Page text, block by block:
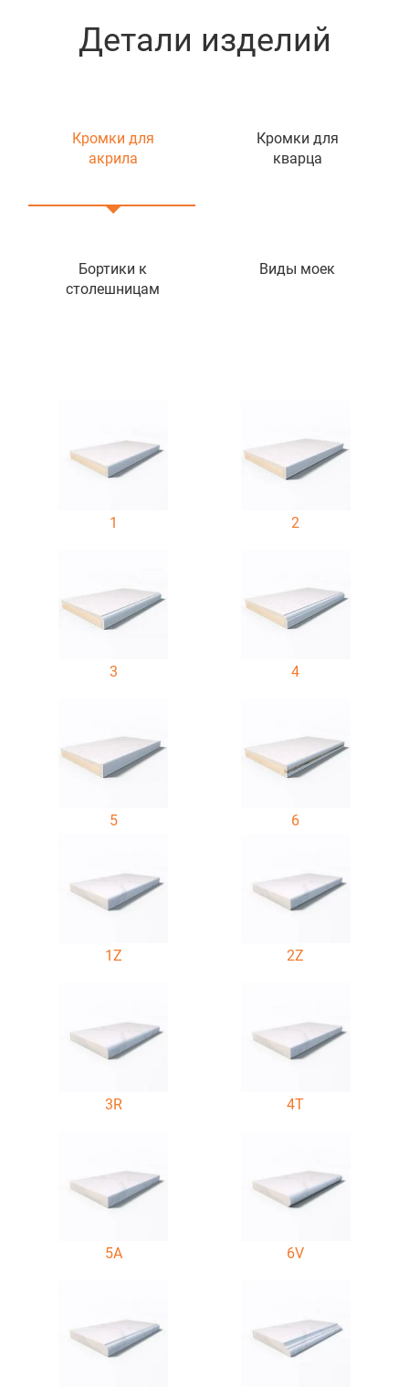
Детали изделий
Кромки для
акрила
Кромки для
кварца
Бортики к
столешницам
Виды моек
1 2
3 4
5 6
1Z 2Z
3R 4T
5A 6V